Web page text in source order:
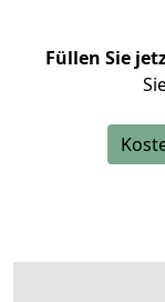
Füllen Sie